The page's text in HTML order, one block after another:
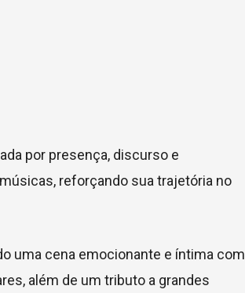
por presença, discurso e
reforçando sua trajetória no
uma cena emocionante e íntima com
além de um tributo a grandes